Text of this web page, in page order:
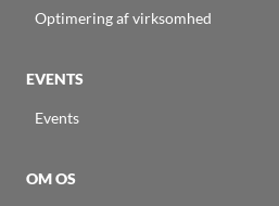
Optimering af virksomhed
EVENTS
Events
OM OS